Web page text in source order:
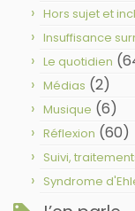
Hors sujet et
Insuffisance
Le quotidien
Médias (2)
Musique (6)
Réflexion (60)
Suivi,
Syndrome